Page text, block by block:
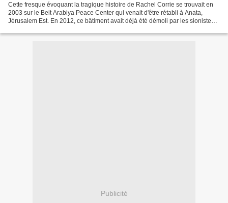
Cette fresque évoquant la tragique histoire de Rachel Corrie se trouvait en
2003 sur le Beit Arabiya Peace Center qui venait d'être rétabli à Anata,
Jérusalem Est. En 2012, ce bâtiment avait déjà été démoli par les sionistes
Publicité